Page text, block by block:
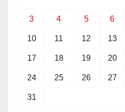
3 4 5 6
10 11 12 13
17 18 19 20
24 25 26 27
31